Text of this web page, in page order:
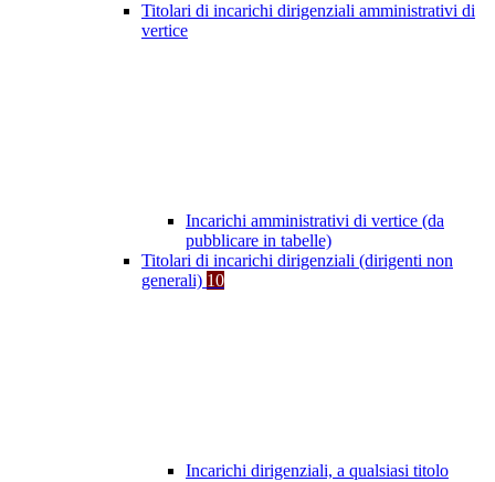
Titolari di incarichi dirigenziali amministrativi di
vertice
Incarichi amministrativi di vertice (da
pubblicare in tabelle)
Titolari di incarichi dirigenziali (dirigenti non
generali) 10
Incarichi dirigenziali, a qualsiasi titolo